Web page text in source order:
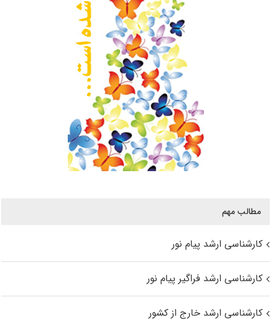
مطالب مهم
کارشناسی ارشد پیام نور
کارشناسی ارشد فراگیر پیام نور
کارشناسی ارشد خارج از کشور